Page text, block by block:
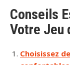
Conseils
Votre Jeu
Choisissez